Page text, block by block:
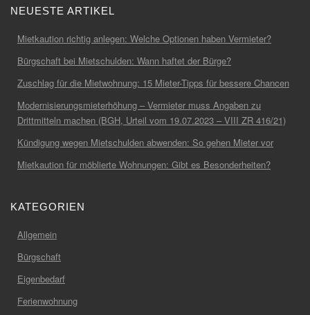
NEUESTE ARTIKEL
Mietkaution richtig anlegen: Welche Optionen haben Vermieter?
Bürgschaft bei Mietschulden: Wann haftet der Bürge?
Zuschlag für die Mietwohnung: 15 Mieter-Tipps für bessere Chancen
Modernisierungsmieterhöhung – Vermieter muss Angaben zu
Drittmitteln machen (BGH, Urteil vom 19.07.2023 – VIII ZR 416/21)
Kündigung wegen Mietschulden abwenden: So gehen Mieter vor
Mietkaution für möblierte Wohnungen: Gibt es Besonderheiten?
KATEGORIEN
Allgemein
Bürgschaft
Eigenbedarf
Ferienwohnung